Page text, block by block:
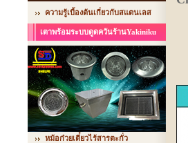
ความรู้เบื้องต้นเกี่ยวกับสแตนเลส
เตาพร้อมระบบดูดควันร้านYakiniku
หม้อก๋วยเตี๋ยวไร้สารตะกั่ว